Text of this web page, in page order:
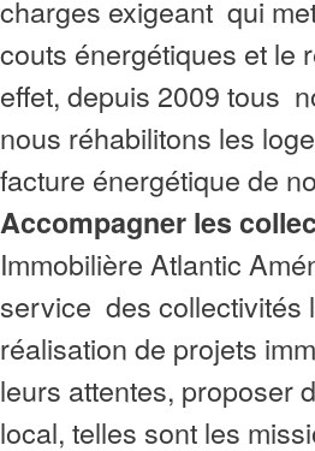
charges exigeant qui
couts énergétiques et le
effet, depuis 2009 tous
nous réhabilitons les
facture énergétique de
Accompagner les
Immobilière Atlantic
service des collectivités
réalisation de projets
leurs attentes, proposer
local, telles sont les